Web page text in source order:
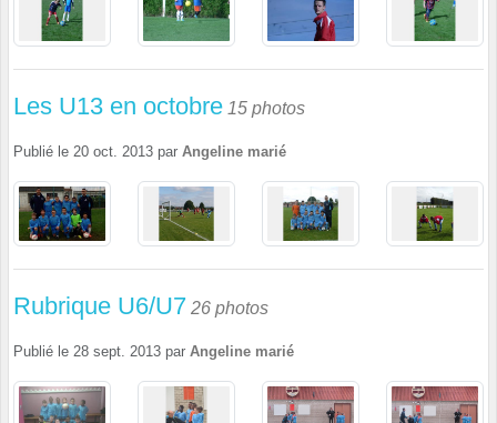
Les U13 en octobre 15 photos
Publié le 20 oct. 2013 par Angeline marié
Rubrique U6/U7 26 photos
Publié le 28 sept. 2013 par Angeline marié